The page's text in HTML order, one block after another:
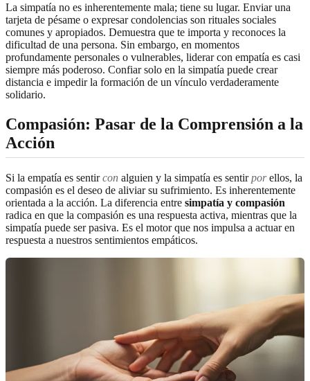
La simpatía no es inherentemente mala; tiene su lugar. Enviar una
tarjeta de pésame o expresar condolencias son rituales sociales
comunes y apropiados. Demuestra que te importa y reconoces la
dificultad de una persona. Sin embargo, en momentos
profundamente personales o vulnerables, liderar con empatía es casi
siempre más poderoso. Confiar solo en la simpatía puede crear
distancia e impedir la formación de un vínculo verdaderamente
solidario.
Compasión: Pasar de la Comprensión a la
Acción
Si la empatía es sentircon alguien y la simpatía es sentirporellos, la
compasión es el deseo de aliviar su sufrimiento. Es inherentemente
orientada a la acción. La diferencia entre simpatía y compasión
radica en que la compasión es una respuesta activa, mientras que la
simpatía puede ser pasiva. Es el motor que nos impulsa a actuar en
respuesta a nuestros sentimientos empáticos.